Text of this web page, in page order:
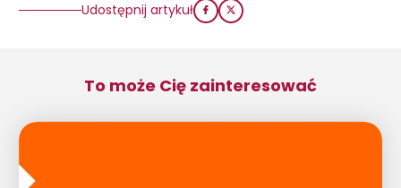
Udostępnij artykuł
To może Cię zainteresować